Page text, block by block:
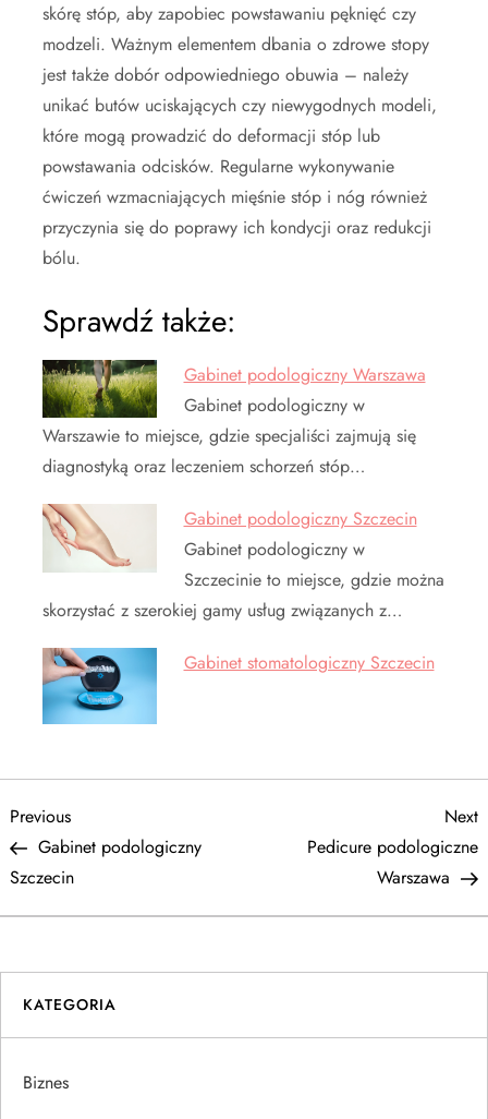
skórę stóp, aby zapobiec powstawaniu pęknięć czy
modzeli. Ważnym elementem dbania o zdrowe stopy
jest także dobór odpowiedniego obuwia – należy
unikać butów uciskających czy niewygodnych modeli,
które mogą prowadzić do deformacji stóp lub
powstawania odcisków. Regularne wykonywanie
ćwiczeń wzmacniających mięśnie stóp i nóg również
przyczynia się do poprawy ich kondycji oraz redukcji
bólu.
Sprawdź także:
Gabinet podologiczny Warszawa
Gabinet podologiczny w
Warszawie to miejsce, gdzie specjaliści zajmują się
diagnostyką oraz leczeniem schorzeń stóp…
Gabinet podologiczny Szczecin
Gabinet podologiczny w
Szczecinie to miejsce, gdzie można
skorzystać z szerokiej gamy usług związanych z…
Gabinet stomatologiczny Szczecin
N
a
w
i
g
a
Previous
Post
Previous
Gabinet podologiczny
Szczecin
Next
Pedicure podologiczne
Warszawa
KATEGORIA
Biznes